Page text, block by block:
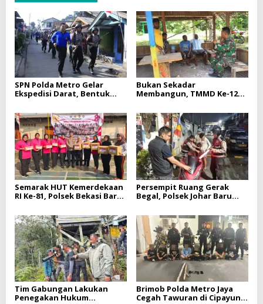
SPN Polda Metro Gelar
Ekspedisi Darat, Bentuk
Humanis
Bukan Sekadar
Membangun, TMMD Ke-129
Warga Kampung Sesor
Semarak HUT Kemerdekaan
RI Ke-81, Polsek Bekasi Barat
Warga Kranji
Persempit Ruang Gerak
Begal, Polsek Johar Baru
Kondisi Dini Hari
Tim Gabungan Lakukan
Penegakan Hukum
Brimob Polda Metro Jaya
Cegah Tawuran di Cipayung,